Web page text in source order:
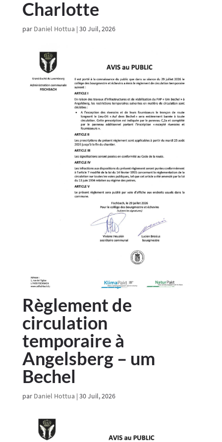
Charlotte
par Daniel Hottua | 30 Juil, 2026
Règlement de
circulation
temporaire à
Angelsberg – um
Bechel
par Daniel Hottua | 30 Juil, 2026